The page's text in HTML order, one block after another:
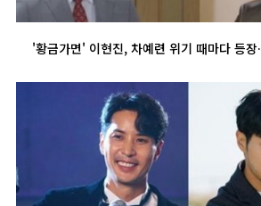
'황금가면' 이현진, 차예련 위기 때마다 등